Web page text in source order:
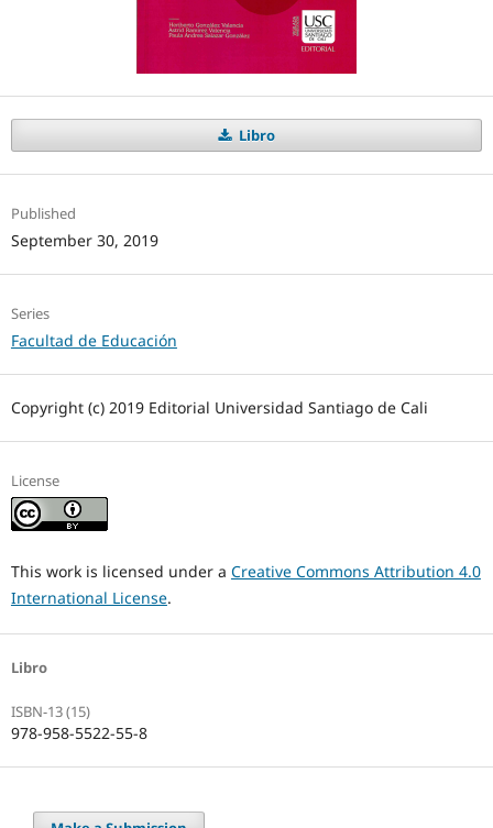
Libro
Published
September 30, 2019
Series
Facultad de Educación
Copyright (c) 2019 Editorial Universidad Santiago de Cali
License
This work is licensed under a Creative Commons Attribution 4.0
International License.
Libro
ISBN-13 (15)
978-958-5522-55-8